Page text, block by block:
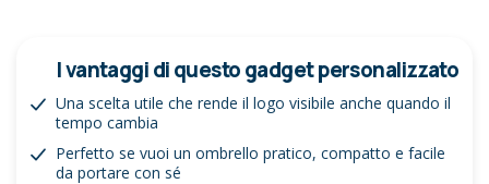
I vantaggi di questo gadget personalizzato
Una scelta utile che rende il logo visibile anche quando il
tempo cambia
Perfetto se vuoi un ombrello pratico, compatto e facile
da portare con sé